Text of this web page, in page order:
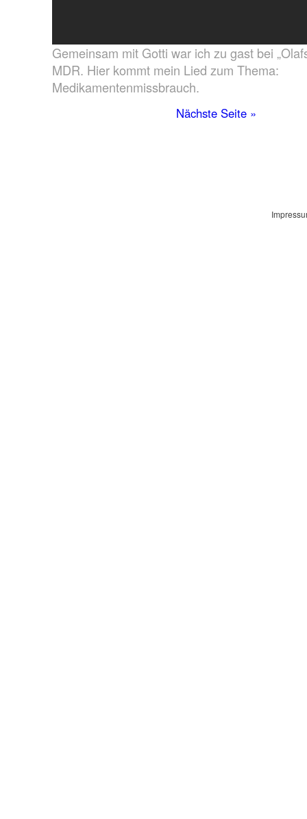
Gemeinsam mit Gotti war ich zu gast bei
MDR. Hier kommt mein Lied zum Thema:
Medikamentenmissbrauch.
Nächste Seite »